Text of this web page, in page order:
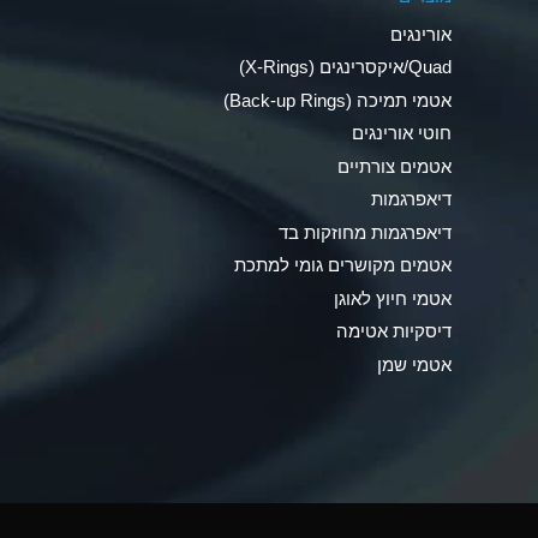
Ammonia Gas (hot)
Ammonium Carbonate (Aqueous)
Ammonium Chloride (Aqueous)
Ammonium Hydroxide (conc.)
Ammonium Nitrate (Aqueous)
Ammonium Nitrite (Aqueous)
Ammonium Sulfate (Aqueous)
אורינגים
Quad/איקסרינגים (X-Rings)
אטמי תמיכה (Back-up Rings)
חוטי אורינגים
אטמים צורתיים
דיאפרגמות
דיאפרגמות מחוזקות בד
אטמים מקושרים גומי למתכת
אטמי חיוץ לאוגן
דיסקיות אטימה
אטמי שמן